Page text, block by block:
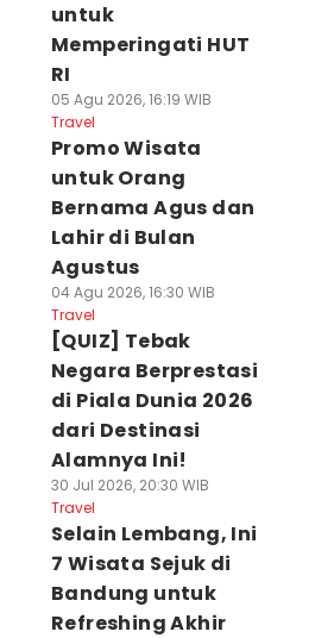
untuk
Memperingati HUT
RI
05 Agu 2026, 16:19 WIB
Travel
Promo Wisata
untuk Orang
Bernama Agus dan
Lahir di Bulan
Agustus
04 Agu 2026, 16:30 WIB
Travel
[QUIZ] Tebak
Negara Berprestasi
di Piala Dunia 2026
dari Destinasi
Alamnya Ini!
30 Jul 2026, 20:30 WIB
Travel
Selain Lembang, Ini
7 Wisata Sejuk di
Bandung untuk
Refreshing Akhir